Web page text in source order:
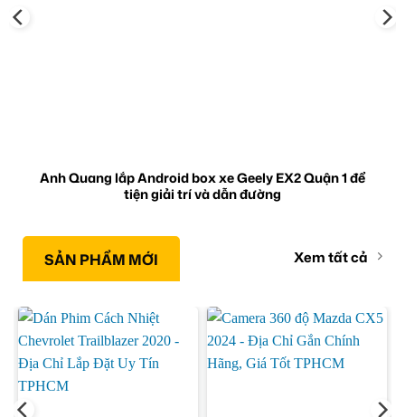
Anh Quang lắp Android box xe Geely EX2 Quận 1 để
tiện giải trí và dẫn đường
SẢN PHẨM MỚI Xem tất cả